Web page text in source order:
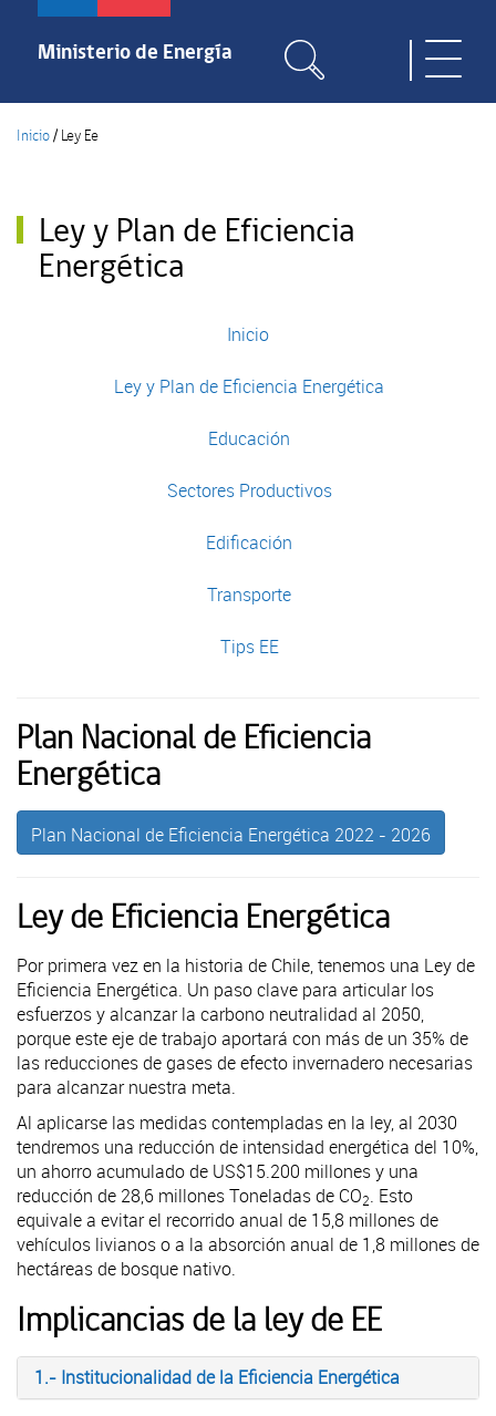
Pasar
contenido
Ministerio de Energía
Inicio/ Ley Ee
Ley y Plan de Eficiencia
Energética
Inicio
Ley y Plan de Eficiencia Energética
Educación
Sectores Productivos
Edificación
Transporte
Tips EE
Plan Nacional de Eficiencia
Energética
Plan Nacional de Eficiencia Energética 2022 - 2026
Ley de Eficiencia Energética
Por primera vez en la historia de Chile, tenemos una Ley de
Eficiencia Energética. Un paso clave para articular los
esfuerzos y alcanzar la carbono neutralidad al 2050,
porque este eje de trabajo aportará con más de un 35% de
las reducciones de gases de efecto invernadero necesarias
para alcanzar nuestra meta.
Al aplicarse las medidas contempladas en la ley, al 2030
tendremos una reducción de intensidad energética del 10%,
un ahorro acumulado de US$15.200 millones y una
reducción de 28,6 millones Toneladas de CO2. Esto
equivale a evitar el recorrido anual de 15,8 millones de
vehículos livianos o a la absorción anual de 1,8 millones de
hectáreas de bosque nativo.
Implicancias de la ley de EE
1.- Institucionalidad de la Eficiencia Energética